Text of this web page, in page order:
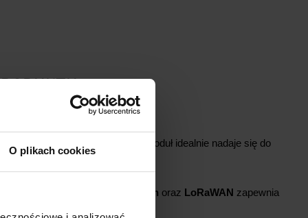
O plikach cookies
i dużej mocy nadawczej moduł idealnie nadaje się do
mesh oraz LoRaWAN zapewnia